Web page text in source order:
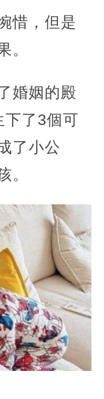
惜，但是
。
婚姻的殿
下了3個可
了小公
。